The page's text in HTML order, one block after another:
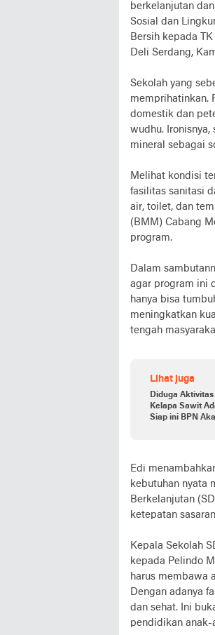
berkelanjutan
Sosial dan
Bersih kepada
Deli Serdang,
Sekolah yang
memprihatinkan.
domestik dan
wudhu.
mineral sebagai
Melihat kondisi
fasilitas sanitasi
air, toilet, dan
(BMM) Cabang
program.
Dalam
agar program ini
hanya bisa
meningkatkan
tengah
Lihat juga
Diduga
Kelapa Sawit
Siap ini BPN
Edi
kebutuhan nyata
Berkelanjutan
ketepatan
Kepala Sekolah
kepada Pelindo
harus membawa
Dengan adanya
dan sehat. Ini
pendidikan anak-